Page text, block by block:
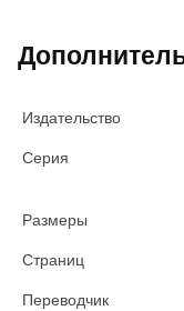
Издательство
Серия
Размеры
Страниц
Переводчик